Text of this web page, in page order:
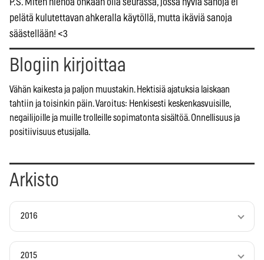
P.S. Miten hienoa onkaan olla seurassa, jossa hyviä sanoja ei
pelätä kulutettavan ahkeralla käytöllä, mutta ikäviä sanoja
säästellään! <3
Blogiin kirjoittaa
Vähän kaikesta ja paljon muustakin. Hektisiä ajatuksia laiskaan
tahtiin ja toisinkin päin. Varoitus: Henkisesti keskenkasvuisille,
negailijoille ja muille trolleille sopimatonta sisältöä. Onnellisuus ja
positiivisuus etusijalla.
Arkisto
2016
2015